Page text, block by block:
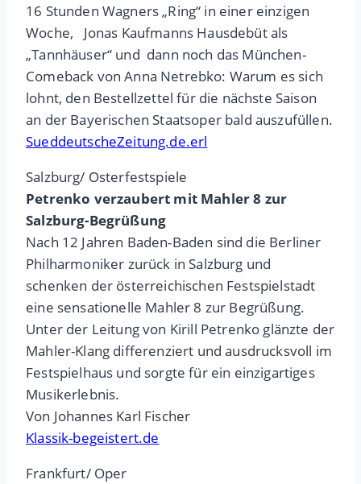
16 Stunden Wagners „Ring“ in einer einzigen
Woche, Jonas Kaufmanns Hausdebüt als
„Tannhäuser“ und dann noch das München-
Comeback von Anna Netrebko: Warum es sich
lohnt, den Bestellzettel für die nächste Saison
an der Bayerischen Staatsoper bald auszufüllen.
SueddeutscheZeitung.de.erl
Salzburg/ Osterfestspiele
Petrenko verzaubert mit Mahler 8 zur
Salzburg-Begrüßung
Nach 12 Jahren Baden-Baden sind die Berliner
Philharmoniker zurück in Salzburg und
schenken der österreichischen Festspielstadt
eine sensationelle Mahler 8 zur Begrüßung.
Unter der Leitung von Kirill Petrenko glänzte der
Mahler-Klang differenziert und ausdrucksvoll im
Festspielhaus und sorgte für ein einzigartiges
Musikerlebnis.
Von Johannes Karl Fischer
Klassik-begeistert.de
Frankfurt/ Oper